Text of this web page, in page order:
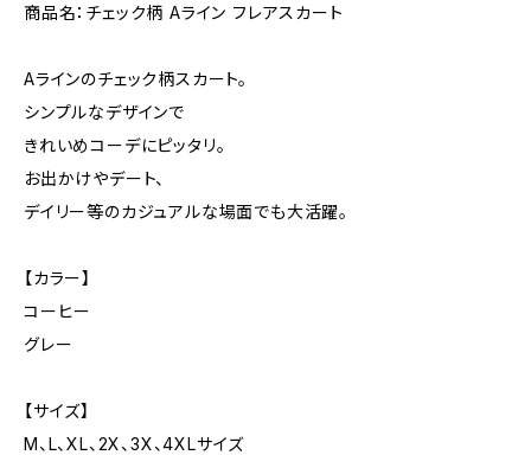
商品名：チェック柄 Aライン フレアスカート
Aラインのチェック柄スカート。
シンプルなデザインで
きれいめコーデにピッタリ。
お出かけやデート、
デイリー等のカジュアルな場面でも大活躍。
【カラー】
コーヒー
グレー
【サイズ】
M、L、XL、2X、3X、4XLサイズ